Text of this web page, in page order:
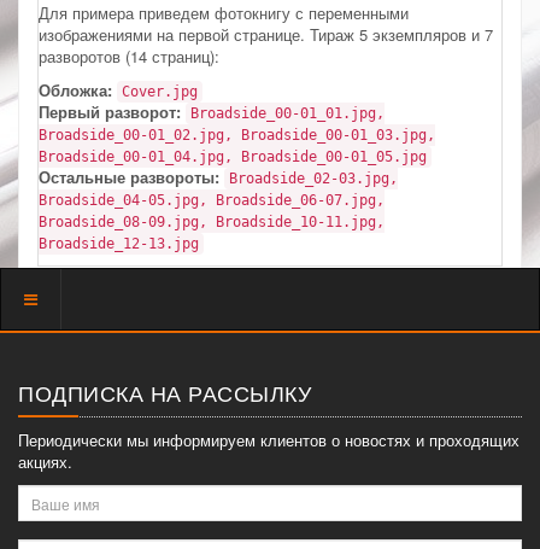
Для примера приведем фотокнигу с переменными
изображениями на первой странице. Тираж 5 экземпляров и 7
разворотов (14 страниц):
Обложка: Cover.jpg
Первый разворот:
Broadside_00-01_01.jpg,
Broadside_00-01_02.jpg, Broadside_00-01_03.jpg,
Broadside_00-01_04.jpg, Broadside_00-01_05.jpg
Остальные развороты:
Broadside_02-03.jpg,
Broadside_04-05.jpg, Broadside_06-07.jpg,
Broadside_08-09.jpg, Broadside_10-11.jpg,
Broadside_12-13.jpg
Показать
ПОДПИСКА НА РАССЫЛКУ
Периодически мы информируем клиентов о новостях и проходящих
акциях.
Ваше
имя